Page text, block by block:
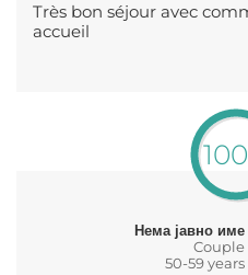
Très bon séjour avec
accueil
Нема јавно име
Couple
50-59 years